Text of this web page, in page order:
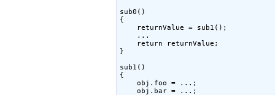
sub0()
{
    returnValue = sub1();
    ...
    return returnValue;
}
sub1()
{
    obj.foo = ...;
    obj.bar = ...;